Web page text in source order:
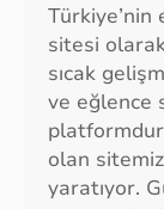
sitesi
sıcak
ve eğlence
olan
yaratıyor.